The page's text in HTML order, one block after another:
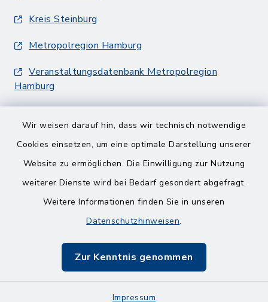
Wir weisen darauf hin, dass wir technisch notwendige
Cookies einsetzen, um eine optimale Darstellung unserer
Website zu ermöglichen. Die Einwilligung zur Nutzung
weiterer Dienste wird bei Bedarf gesondert abgefragt.
Weitere Informationen finden Sie in unseren
Datenschutzhinweisen.
Zur Kenntnis genommen
Impressum
Kreis Steinburg
Metropolregion Hamburg
Veranstaltungsdatenbank Metropolregion
Hamburg
Barrierefreiheit
Impressum
Sitemap